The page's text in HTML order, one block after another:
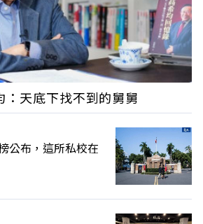
：天底下找不到的舅舅
公布，這所私校在